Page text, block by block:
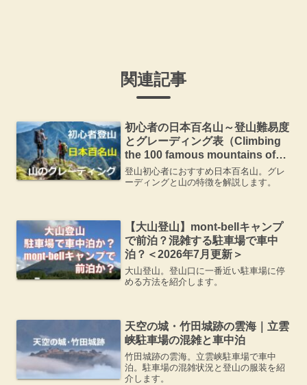
関連記事
初心者の日本百名山～登山難易度
とグレーディング表（Climbing
the 100 famous mountains of
Japan）
登山初心者におすすめ日本百名山。グレ
ーディングと山の特徴を解説します。
【大山登山】mont-bellキャンプ
で前泊？混雑する駐車場で車中
泊？＜2026年7月更新＞
大山登山。登山口に一番近い駐車場に停
める方法を紹介します。
天空の城・竹田城跡の雲海｜立雲
峡駐車場の混雑と車中泊
竹田城跡の雲海。立雲峡駐車場で車中
泊。駐車場の混雑状況と登山の服装を紹
介します。